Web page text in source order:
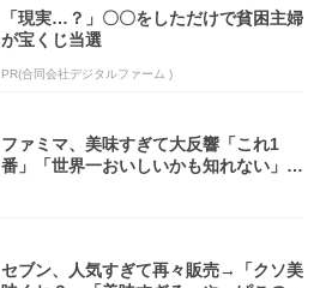
「現実…？」〇〇をしただけで貧困主婦
が宝くじ当選
PR(合同会社デジタルファーム )
ファミマ、美味すぎて大反響「これ1
番」「世界一おいしいかも知れない」
セブン、人気すぎて再々販売→「クソ美